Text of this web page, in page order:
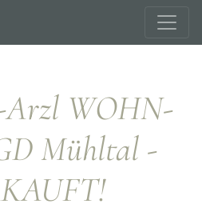
Arzl WOHN-
Mühltal -